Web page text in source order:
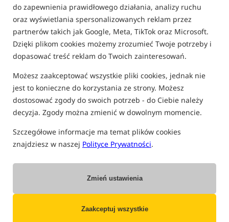
do zapewnienia prawidłowego działania, analizy ruchu
oraz wyświetlania spersonalizowanych reklam przez
partnerów takich jak Google, Meta, TikTok oraz Microsoft.
Dzięki plikom cookies możemy zrozumieć Twoje potrzeby i
dopasować treść reklam do Twoich zainteresowań.
Możesz zaakceptować wszystkie pliki cookies, jednak nie
jest to konieczne do korzystania ze strony. Możesz
dostosować zgody do swoich potrzeb - do Ciebie należy
decyzja. Zgody można zmienić w dowolnym momencie.
Szczegółowe informacje ma temat plików cookies
znajdziesz w naszej Polityce Prywatności.
Zmień ustawienia
Zaakceptuj wszystkie
KULKI PROTEINOWE
Promocja
Mainline ISO Fish Shelf Life
Boilies
Kulki zanętowe serii ISO Fish
60,99
Cena kat.:67,99/ -10%
Promocja
CcMoore ShelfLife Boilies -
Live System - 1 kg
Kulki proteinowe
53,99
Cena kat.:65,19/ -17%
Min. cena z 30 dni przed
obniżką: 53.99